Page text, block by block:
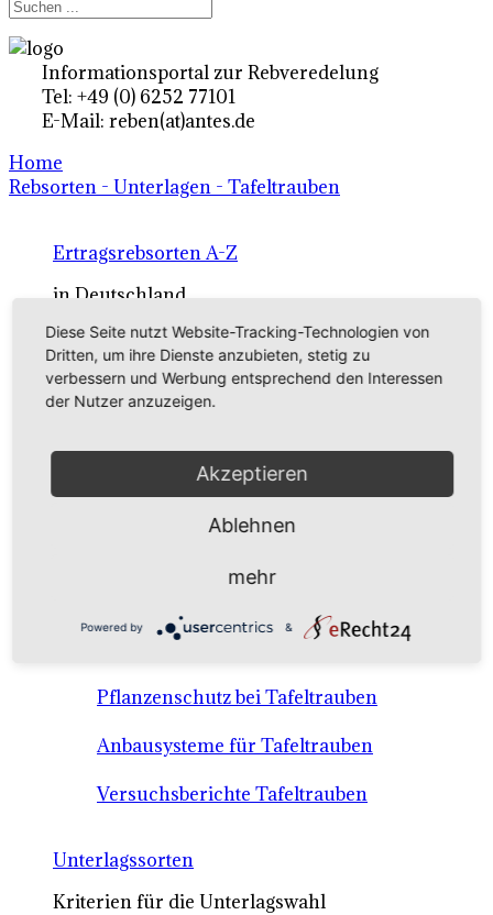
Informationsportal zur Rebveredelung
Tel: +49 (0) 6252 77101
E-Mail: reben(at)antes.de
Home
Rebsorten - Unterlagen - Tafeltrauben
Ertragsrebsorten A-Z
in Deutschland
Rebsorten international
externe Links
Tafeltraubensorten
Tafeltrauben A-Z Sortenbeschreibungen
Tafeltraubenanbau - rechtliche
Pflanzenschutz bei Tafeltrauben
Anbausysteme für Tafeltrauben
Versuchsberichte Tafeltrauben
Unterlagssorten
Kriterien für die Unterlagswahl
Diese Seite nutzt Website-Tracking-Technologien von
Dritten, um ihre Dienste anzubieten, stetig zu
verbessern und Werbung entsprechend den Interessen
der Nutzer anzuzeigen.
Akzeptieren
Ablehnen
mehr
Powered by &